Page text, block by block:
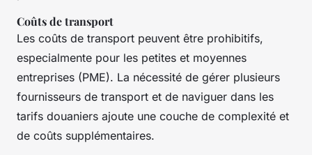
Coûts de transport
Les coûts de transport peuvent être prohibitifs,
especialmente pour les petites et moyennes
entreprises (PME). La nécessité de gérer plusieurs
fournisseurs de transport et de naviguer dans les
tarifs douaniers ajoute une couche de complexité et
de coûts supplémentaires.